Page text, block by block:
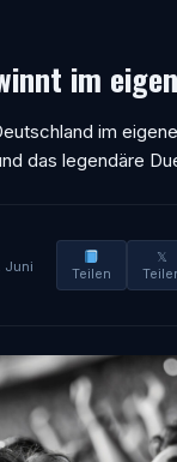
im
im
das legendäre
Juni
Teilen
𝕏